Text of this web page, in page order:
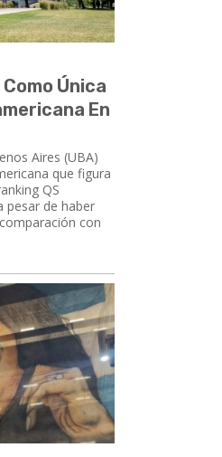
Única
En
Aires (UBA)
que figura
QS
pesar de haber
con